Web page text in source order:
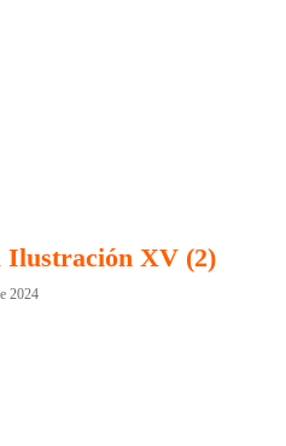
Ilustración XV (2)
2024